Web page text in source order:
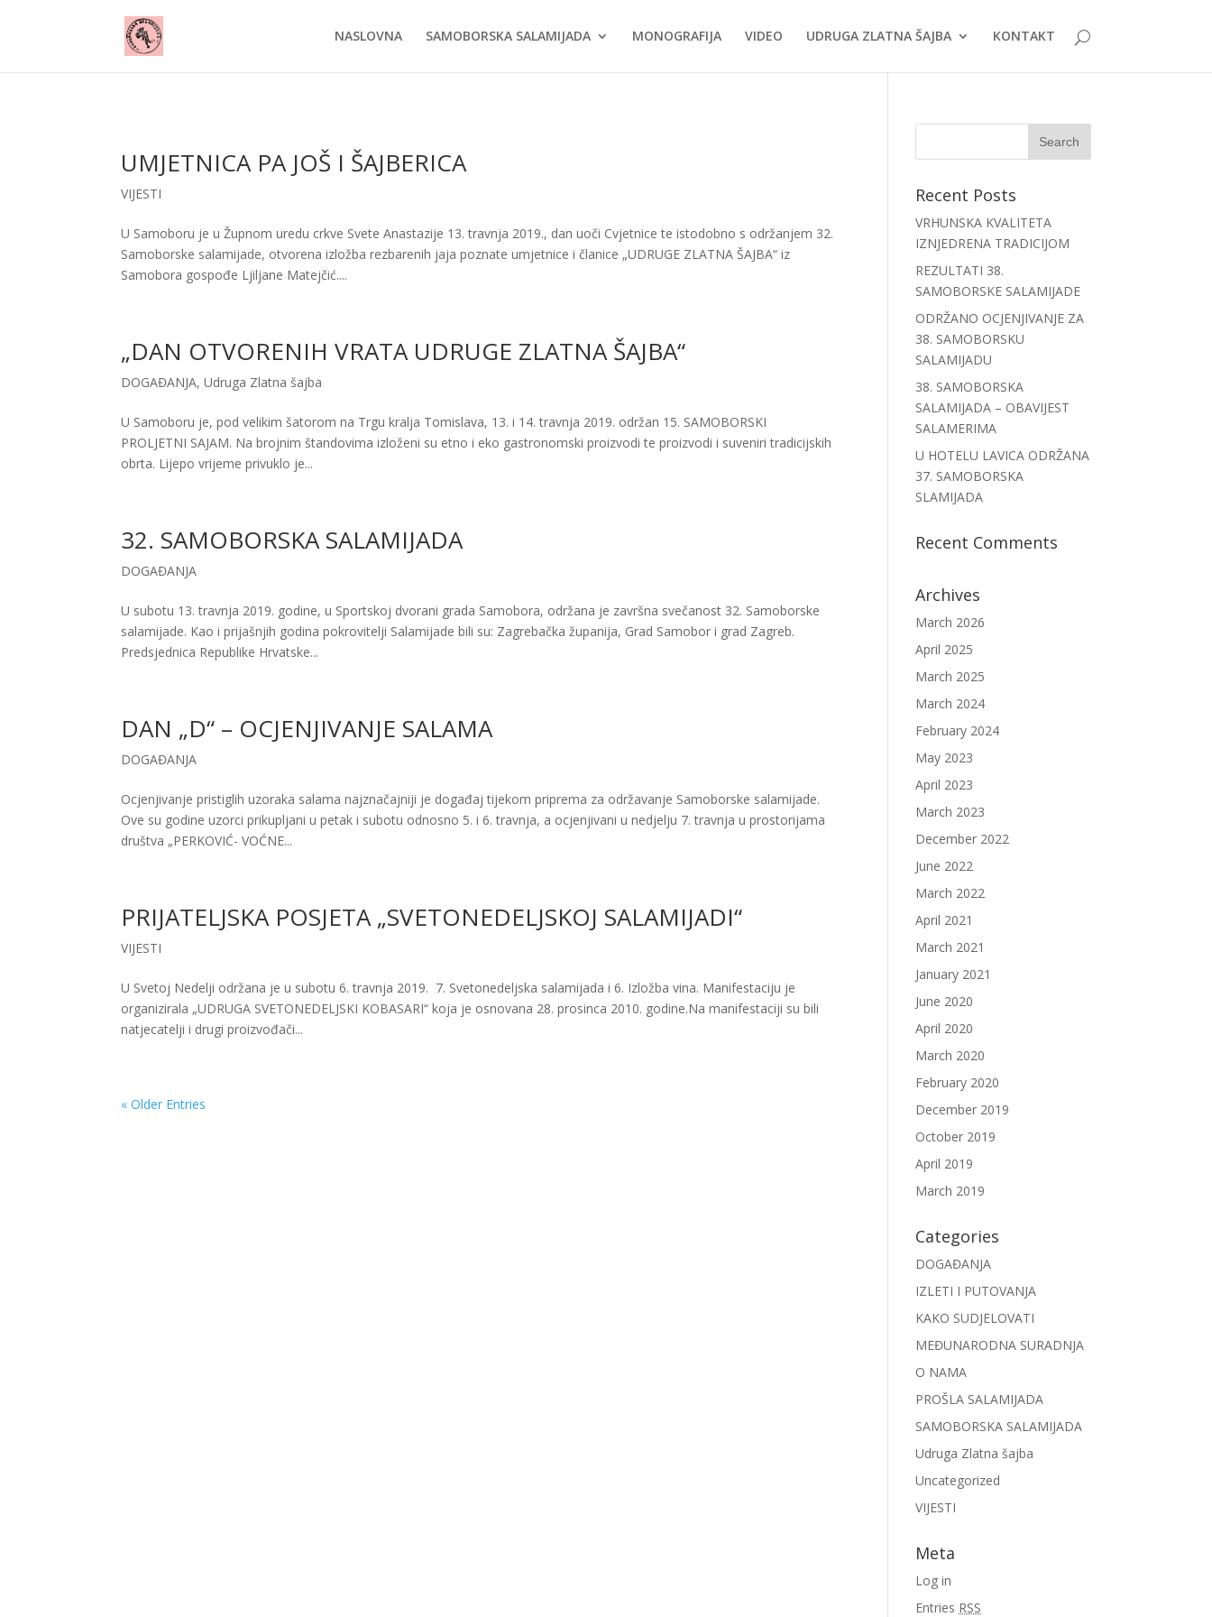
NASLOVNA SAMOBORSKA SALAMIJADA MONOGRAFIJA VIDEO UDRUGA ZLATNA ŠAJBA KONTAKT
UMJETNICA PA JOŠ I ŠAJBERICA
VIJESTI
U Samoboru je u Župnom uredu crkve Svete Anastazije 13. travnja 2019., dan uoči Cvjetnice te istodobno s održanjem 32.
Samoborske salamijade, otvorena izložba rezbarenih jaja poznate umjetnice i članice „UDRUGE ZLATNA ŠAJBA“ iz
Samobora gospođe Ljiljane Matejčić....
„DAN OTVORENIH VRATA UDRUGE ZLATNA ŠAJBA“
DOGAĐANJA,Udruga Zlatna šajba
U Samoboru je, pod velikim šatorom na Trgu kralja Tomislava, 13. i 14. travnja 2019. održan 15. SAMOBORSKI
PROLJETNI SAJAM. Na brojnim štandovima izloženi su etno i eko gastronomski proizvodi te proizvodi i suveniri tradicijskih
obrta. Lijepo vrijeme privuklo je...
32. SAMOBORSKA SALAMIJADA
DOGAĐANJA
U subotu 13. travnja 2019. godine, u Sportskoj dvorani grada Samobora, održana je završna svečanost 32. Samoborske
salamijade. Kao i prijašnjih godina pokrovitelji Salamijade bili su: Zagrebačka županija, Grad Samobor i grad Zagreb.
Predsjednica Republike Hrvatske...
DAN „D“ – OCJENJIVANJE SALAMA
DOGAĐANJA
Ocjenjivanje pristiglih uzoraka salama najznačajniji je događaj tijekom priprema za održavanje Samoborske salamijade.
Ove su godine uzorci prikupljani u petak i subotu odnosno 5. i 6. travnja, a ocjenjivani u nedjelju 7. travnja u prostorijama
društva „PERKOVIĆ- VOĆNE...
PRIJATELJSKA POSJETA „SVETONEDELJSKOJ SALAMIJADI“
VIJESTI
U Svetoj Nedelji održana je u subotu 6. travnja 2019. 7. Svetonedeljska salamijada i 6. Izložba vina. Manifestaciju je
organizirala „UDRUGA SVETONEDELJSKI KOBASARI“ koja je osnovana 28. prosinca 2010. godine.Na manifestaciji su bili
natjecatelji i drugi proizvođači...
« Older Entries
Recent Posts
VRHUNSKA KVALITETA
IZNJEDRENA TRADICIJOM
REZULTATI 38.
SAMOBORSKE SALAMIJADE
ODRŽANO OCJENJIVANJE ZA
38. SAMOBORSKU
SALAMIJADU
38. SAMOBORSKA
SALAMIJADA – OBAVIJEST
SALAMERIMA
U HOTELU LAVICA ODRŽANA
37. SAMOBORSKA
SLAMIJADA
Recent Comments
Archives
March 2026
April 2025
March 2025
March 2024
February 2024
May 2023
April 2023
March 2023
December 2022
June 2022
March 2022
April 2021
March 2021
January 2021
June 2020
April 2020
March 2020
February 2020
December 2019
October 2019
April 2019
March 2019
Categories
DOGAĐANJA
IZLETI I PUTOVANJA
KAKO SUDJELOVATI
MEĐUNARODNA SURADNJA
O NAMA
PROŠLA SALAMIJADA
SAMOBORSKA SALAMIJADA
Udruga Zlatna šajba
Uncategorized
VIJESTI
Meta
Log in
Entries RSS